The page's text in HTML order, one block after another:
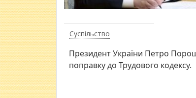
Суспільство
Президент України Петро
поправку до Трудового кодексу.